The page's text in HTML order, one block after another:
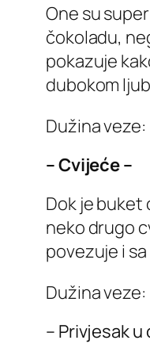
One su
čokoladu,
pokazuje
dubokom
Dužina veze:
– Cvijeće –
Dok je buket
neko drugo
povezuje i
Dužina veze:
– Privjesak u